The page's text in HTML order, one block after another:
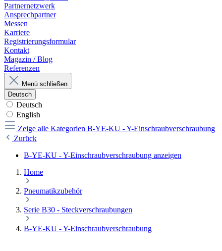
Partnernetzwerk
Ansprechpartner
Messen
Karriere
Registrierungsformular
Kontakt
Magazin / Blog
Referenzen
Menü schließen
Deutsch
Deutsch
English
Zeige alle Kategorien B-YE-KU - Y-Einschraubverschraubung
Zurück
B-YE-KU - Y-Einschraubverschraubung anzeigen
Home
Pneumatikzubehör
Serie B30 - Steckverschraubungen
B-YE-KU - Y-Einschraubverschraubung